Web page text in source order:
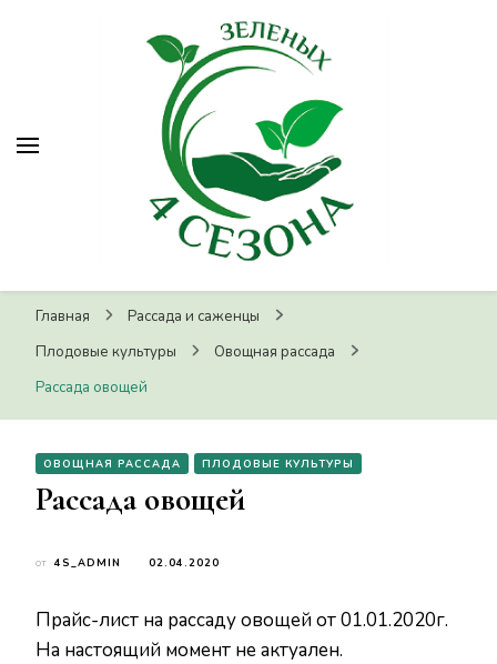
ЛПХ Четыре зеленых сезона
ЛПХ Четыре зеленых
сезона
Питомник растений, г.Волгоград
Главная
Рассада и саженцы
Плодовые культуры
Овощная рассада
Рассада овощей
ОВОЩНАЯ РАССАДА ПЛОДОВЫЕ КУЛЬТУРЫ
Рассада овощей
от 4S_ADMIN 02.04.2020
Прайс-лист на рассаду овощей от 01.01.2020г.
На настоящий момент не актуален.